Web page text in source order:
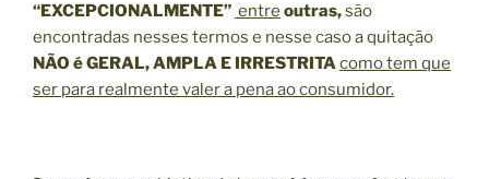
“EXCEPCIONALMENTE” entre outras,são
encontradas nesses termos e nesse caso a quitação
NÃO é GERAL, AMPLA E IRRESTRITAcomo tem que
ser para realmente valer a pena ao consumidor.